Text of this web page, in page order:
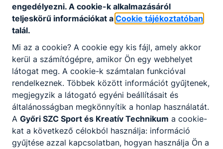
engedélyezni. A cookie-k alkalmazásáról
teljeskörű információkat a Cookie tájékoztatóban
talál.
Mi az a cookie? A cookie egy kis fájl, amely akkor
kerül a számítógépre, amikor Ön egy webhelyet
látogat meg. A cookie-k számtalan funkcióval
rendelkeznek. Többek között információt gyűjtenek,
megjegyzik a látogató egyéni beállításait és
általánosságban megkönnyítik a honlap használatát.
A Győri SZC Sport és Kreatív Technikum a cookie-
kat a következő célokból használja: információ
gyűjtése azzal kapcsolatban, hogyan használja Ön a